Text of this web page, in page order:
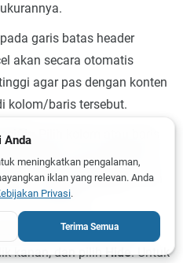
garis batas header
akan secara otomatis
agar pas dengan konten
kolom/baris tersebut.
tabHome, di grupCells, klik
atauRow Height...dan
diinginkan.
Baris/Kolom:
kanan, dan pilihHide. Untuk
Anda
meningkatkan pengalaman,
iklan yang relevan. Anda
Privasi.
Terima Semua